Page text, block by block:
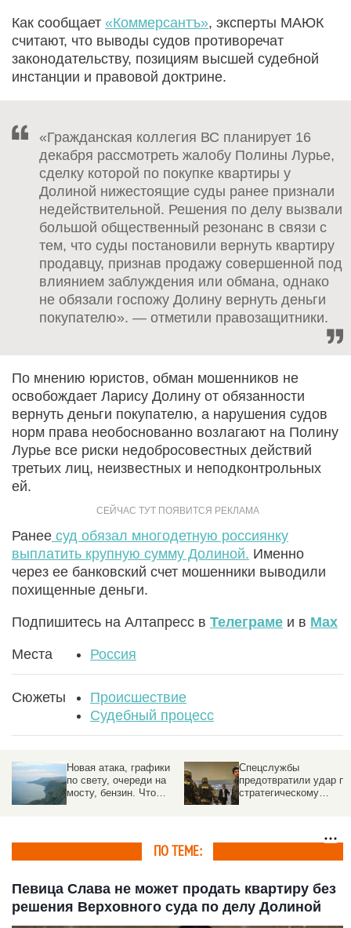
Как сообщает «Коммерсантъ», эксперты МАЮК
считают, что выводы судов противоречат
законодательству, позициям высшей судебной
инстанции и правовой доктрине.
«Гражданская коллегия ВС планирует 16
декабря рассмотреть жалобу Полины Лурье,
сделку которой по покупке квартиры у
Долиной нижестоящие суды ранее признали
недействительной. Решения по делу вызвали
большой общественный резонанс в связи с
тем, что суды постановили вернуть квартиру
продавцу, признав продажу совершенной под
влиянием заблуждения или обмана, однако
не обязали госпожу Долину вернуть деньги
покупателю». — отметили правозащитники.
По мнению юристов, обман мошенников не
освобождает Ларису Долину от обязанности
вернуть деньги покупателю, а нарушения судов
норм права необоснованно возлагают на Полину
Лурье все риски недобросовестных действий
третьих лиц, неизвестных и неподконтрольных
ей.
Ранее суд обязал многодетную россиянку
выплатить крупную сумму Долиной. Именно
через ее банковский счет мошенники выводили
похищенные деньги.
Подпишитесь на Алтапресс в Телеграме и в Max
Места Россия
Сюжеты
Происшествие
Судебный процесс
Новая атака, графики
по свету, очереди на
мосту, бензин. Что
Спецслужбы
предотвратили удар по
стратегическому
ПО ТЕМЕ:
Певица Слава не может продать квартиру без
решения Верховного суда по делу Долиной